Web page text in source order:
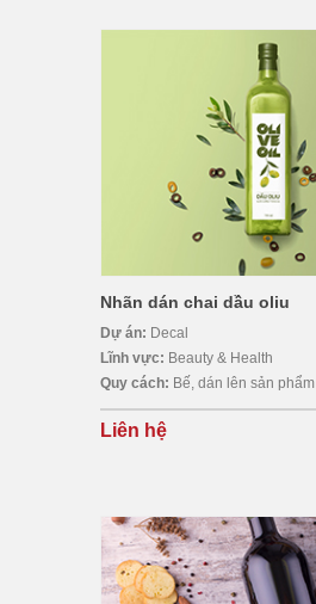
Nhãn dán chai dầu oliu
Dự án: Decal
Lĩnh vực: Beauty & Health
Quy cách: Bế, dán lên sản phẩm
Liên hệ